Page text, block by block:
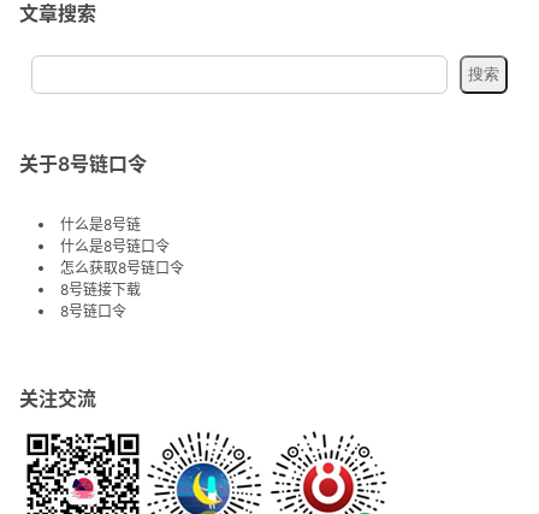
文章搜索
关于8号链口令
什么是8号链
什么是8号链口令
怎么获取8号链口令
8号链接下载
8号链口令
关注交流